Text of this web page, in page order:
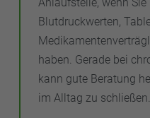
Blutdruckwerten,
haben. Gerade bei
kann gute Beratung
im Alltag zu schließen.